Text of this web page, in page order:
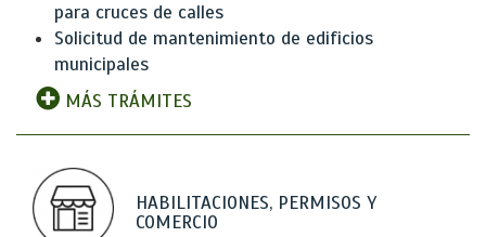
para cruces de calles
Solicitud de mantenimiento de edificios
municipales
MÁS TRÁMITES
HABILITACIONES, PERMISOS Y
COMERCIO